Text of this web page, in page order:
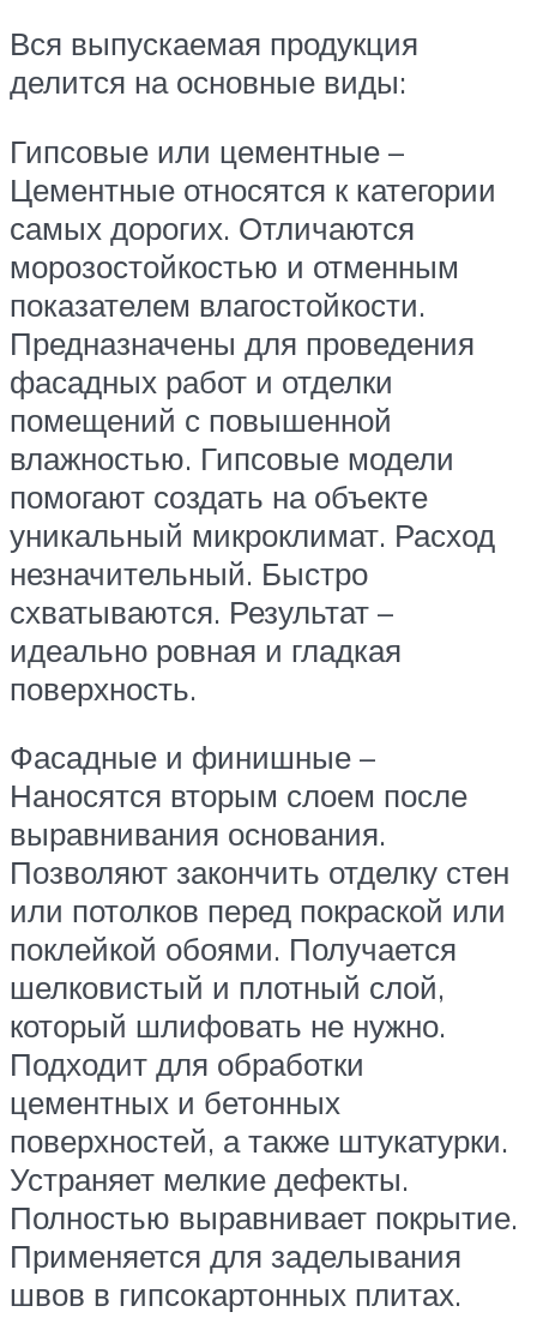
Вся выпускаемая продукция
делится на основные виды:
Гипсовые или цементные –
Цементные относятся к категории
самых дорогих. Отличаются
морозостойкостью и отменным
показателем влагостойкости.
Предназначены для проведения
фасадных работ и отделки
помещений с повышенной
влажностью. Гипсовые модели
помогают создать на объекте
уникальный микроклимат. Расход
незначительный. Быстро
схватываются. Результат –
идеально ровная и гладкая
поверхность.
Фасадные и финишные –
Наносятся вторым слоем после
выравнивания основания.
Позволяют закончить отделку стен
или потолков перед покраской или
поклейкой обоями. Получается
шелковистый и плотный слой,
который шлифовать не нужно.
Подходит для обработки
цементных и бетонных
поверхностей, а также штукатурки.
Устраняет мелкие дефекты.
Полностью выравнивает покрытие.
Применяется для заделывания
швов в гипсокартонных плитах.